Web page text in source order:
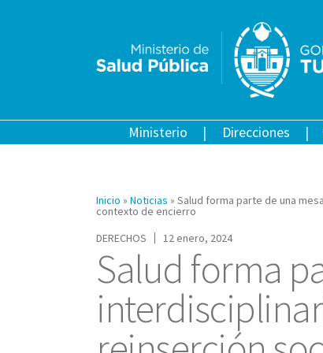
Ministerio Direcciones
Inicio » Noticias » Salud forma parte de una
contexto de encierro
DERECHOS
12 enero, 2024
Salud forma